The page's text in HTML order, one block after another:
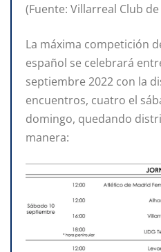
(Fuente: Villarreal Club
La máxima competición
español se celebrará
septiembre 2022 con la
encuentros, cuatro el
domingo, quedando
manera: